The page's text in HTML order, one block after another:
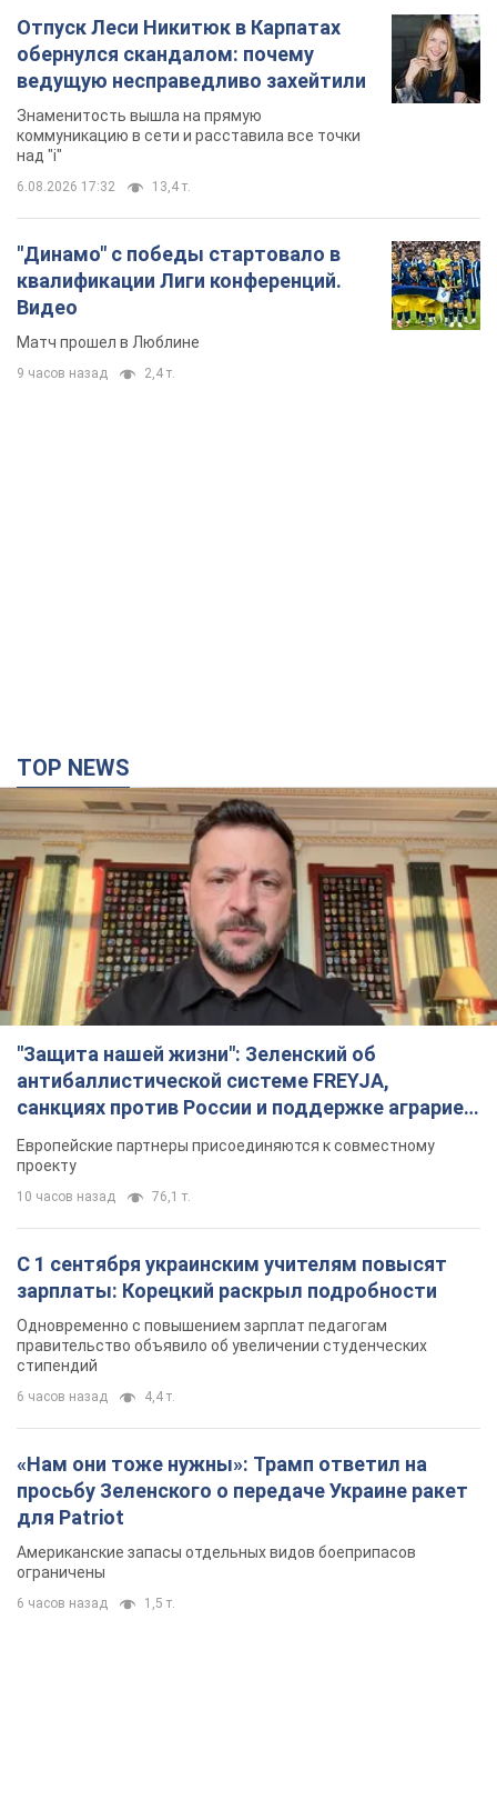
Отпуск Леси Никитюк в Карпатах
обернулся скандалом: почему
ведущую несправедливо захейтили
Знаменитость вышла на прямую
коммуникацию в сети и расставила все точки
над "i"
6.08.2026 17:32 13,4 т.
"Динамо" с победы стартовало в
квалификации Лиги конференций.
Видео
Матч прошел в Люблине
9 часов назад 2,4 т.
TOP NEWS
"Защита нашей жизни": Зеленский об
антибаллистической системе FREYJA,
санкциях против России и поддержке аграриев.
Видео
Европейские партнеры присоединяются к совместному
проекту
10 часов назад 76,1 т.
С 1 сентября украинским учителям повысят
зарплаты: Корецкий раскрыл подробности
Одновременно с повышением зарплат педагогам
правительство объявило об увеличении студенческих
стипендий
6 часов назад 4,4 т.
«Нам они тоже нужны»: Трамп ответил на
просьбу Зеленского о передаче Украине ракет
для Patriot
Американские запасы отдельных видов боеприпасов
ограничены
6 часов назад 1,5 т.